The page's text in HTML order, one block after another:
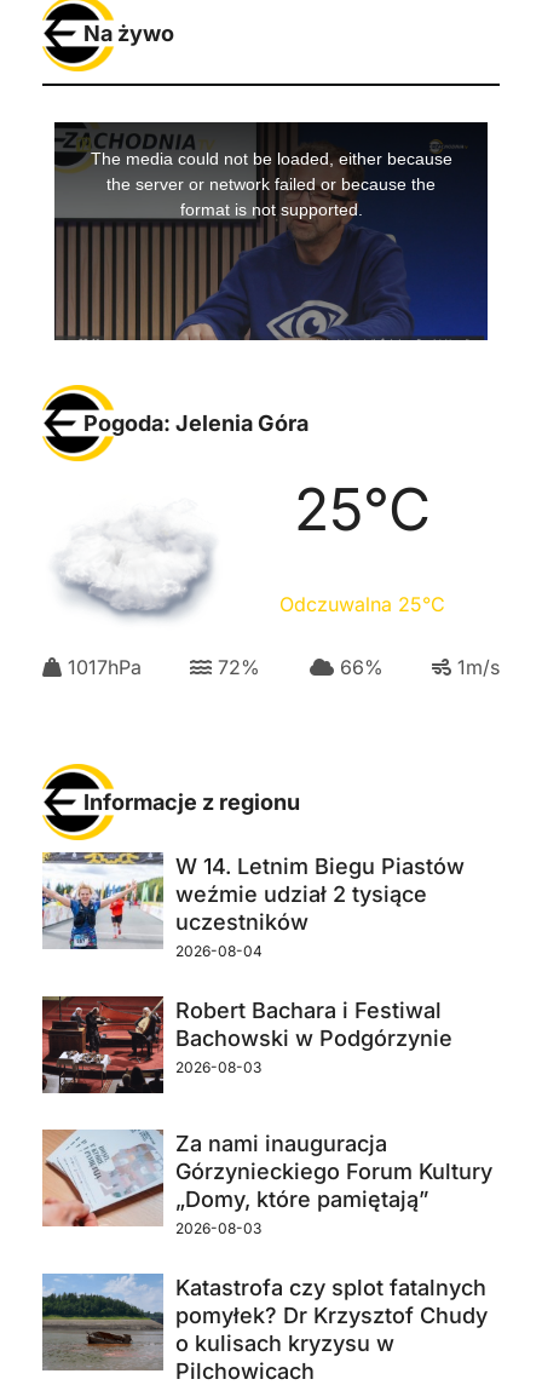
Na żywo
Pogoda: Jelenia Góra
25°C
Odczuwalna 25°C
1017hPa 72% 66% 1m/s
Informacje z regionu
W 14. Letnim Biegu Piastów
weźmie udział 2 tysiące
uczestników
2026-08-04
Robert Bachara i Festiwal
Bachowski w Podgórzynie
2026-08-03
Za nami inauguracja
Górzynieckiego Forum Kultury
„Domy, które pamiętają”
2026-08-03
Katastrofa czy splot fatalnych
pomyłek? Dr Krzysztof Chudy
o kulisach kryzysu w
Pilchowicach